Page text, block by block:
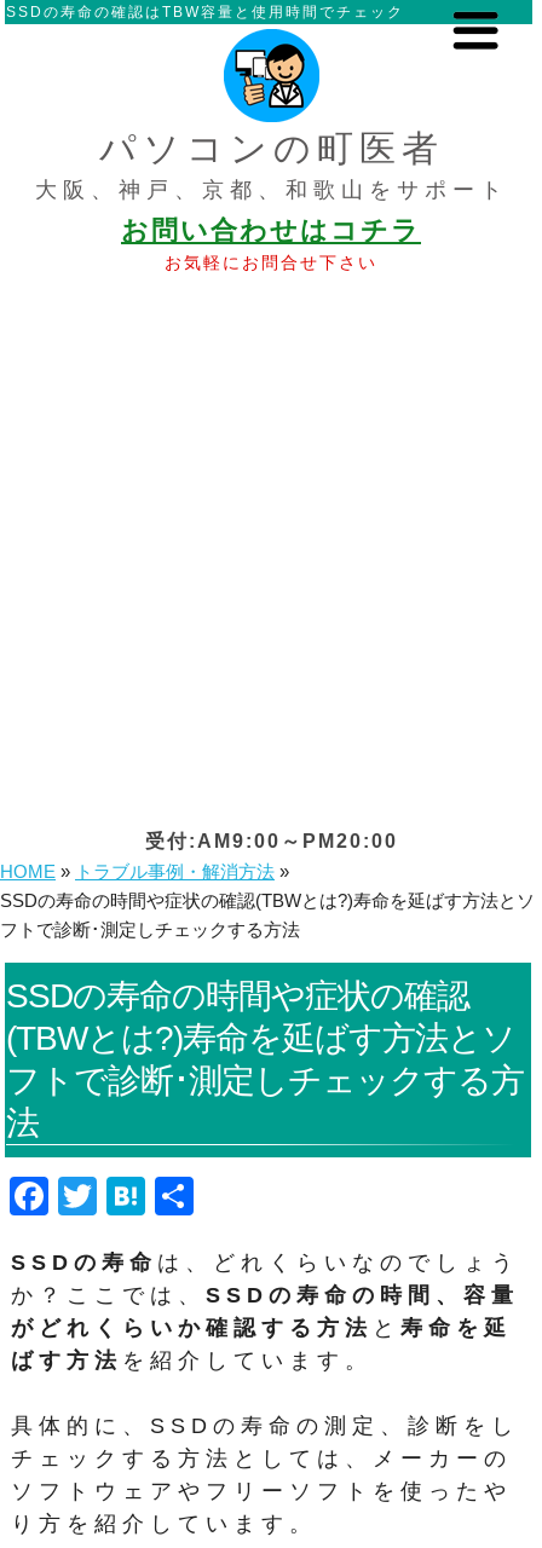
SSDの寿命の確認はTBW容量と使用時間でチェック
パソコンの町医者
大阪、神戸、京都、和歌山をサポート
お問い合わせはコチラ
お気軽にお問合せ下さい
受付:AM9:00～PM20:00
HOME » トラブル事例・解消方法 »
SSDの寿命の時間や症状の確認(TBWとは?)寿命を延ばす方法とソ
フトで診断･測定しチェックする方法
SSDの寿命の時間や症状の確認
(TBWとは?)寿命を延ばす方法とソ
フトで診断･測定しチェックする方
法
F
c
e
b
o
k
T
tt
er
H
e
n
a
SSDの寿命 は、どれくらいなのでしょう
か？ここでは、SSDの寿命の時間、容量
がどれくらいか確認する方法 と寿命を延
ばす方法 を紹介しています。
具体的に、SSDの寿命の測定、診断をし
チェックする方法としては、メーカーの
ソフトウェアやフリーソフトを使ったや
り方を紹介しています。